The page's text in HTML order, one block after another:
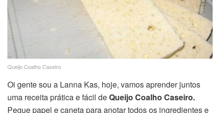
Queijo Coalho Caseiro
Oi gente sou a Lanna Kas, hoje, vamos aprender juntos
uma receita prática e fácil deQueijo Coalho Caseiro.
Pegue papel e caneta para anotar todos os ingredientes e